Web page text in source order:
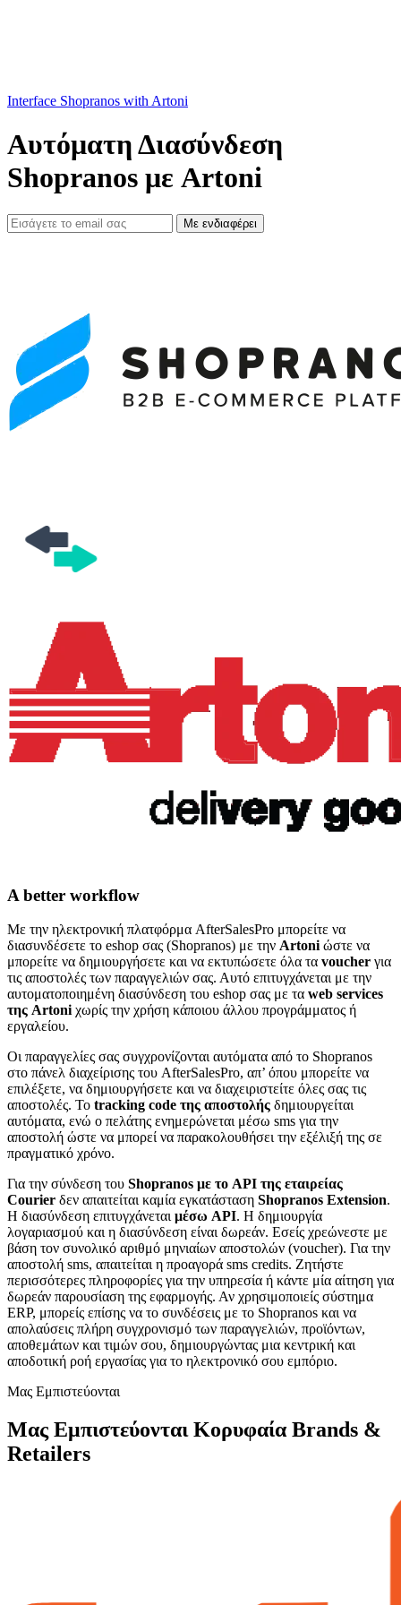
Interface Shopranos with Artoni
Αυτόματη Διασύνδεση
Shopranos με Artoni
Με ενδιαφέρει
A better workflow
Με την ηλεκτρονική πλατφόρμα AfterSalesPro μπορείτε να
διασυνδέσετε το eshop σας (Shopranos) με την Artoni ώστε να
μπορείτε να δημιουργήσετε και να εκτυπώσετε όλα τα voucher για
τις αποστολές των παραγγελιών σας. Αυτό επιτυγχάνεται με την
αυτοματοποιημένη διασύνδεση του eshop σας με τα web services
της Artoni χωρίς την χρήση κάποιου άλλου προγράμματος ή
εργαλείου.
Οι παραγγελίες σας συγχρονίζονται αυτόματα από το Shopranos
στο πάνελ διαχείρισης του AfterSalesPro, απ’ όπου μπορείτε να
επιλέξετε, να δημιουργήσετε και να διαχειριστείτε όλες σας τις
αποστολές. Το tracking code της αποστολής δημιουργείται
αυτόματα, ενώ ο πελάτης ενημερώνεται μέσω sms για την
αποστολή ώστε να μπορεί να παρακολουθήσει την εξέλιξή της σε
πραγματικό χρόνο.
Για την σύνδεση του Shopranos με το API της εταιρείας
Courier δεν απαιτείται καμία εγκατάσταση Shopranos Extension.
H διασύνδεση επιτυγχάνεται μέσω API. Η δημιουργία
λογαριασμού και η διασύνδεση είναι δωρεάν. Εσείς χρεώνεστε με
βάση τον συνολικό αριθμό μηνιαίων αποστολών (voucher). Για την
αποστολή sms, απαιτείται η προαγορά sms credits. Ζητήστε
περισσότερες πληροφορίες για την υπηρεσία ή κάντε μία αίτηση για
δωρεάν παρουσίαση της εφαρμογής. Αν χρησιμοποιείς σύστημα
ERP, μπορείς επίσης να το συνδέσεις με το Shopranos και να
απολαύσεις πλήρη συγχρονισμό των παραγγελιών, προϊόντων,
αποθεμάτων και τιμών σου, δημιουργώντας μια κεντρική και
αποδοτική ροή εργασίας για το ηλεκτρονικό σου εμπόριο.
Μας Εμπιστεύονται
Μας Εμπιστεύονται Κορυφαία Brands &
Retailers